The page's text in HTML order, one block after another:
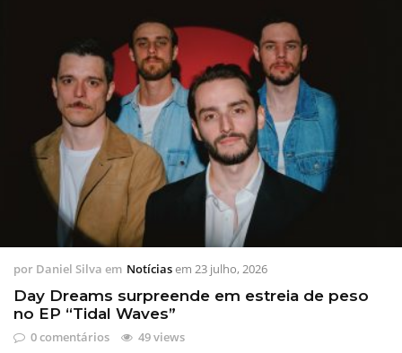
por Daniel Silva em Notíciasem 23 julho, 2026
Day Dreams surpreende em estreia de peso
no EP “Tidal Waves”
0 comentários 49 views